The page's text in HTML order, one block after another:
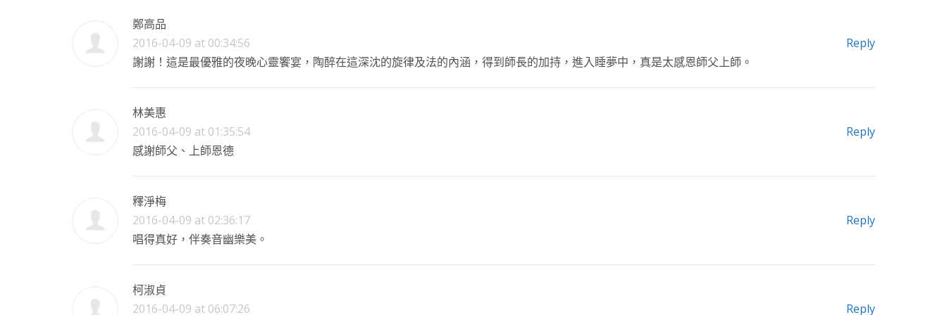
鄭高品
2016-04-09 at 00:34:56
Reply
謝謝！這是最優雅的夜晚心靈饗宴，陶醉在這深沈的旋律及法的內涵，得到師長的加持，進入睡夢中，真是太感恩師父上師。
林美惠
2016-04-09 at 01:35:54
Reply
感謝師父、上師恩德
釋淨梅
2016-04-09 at 02:36:17
Reply
唱得真好，伴奏音幽樂美。
柯淑貞
2016-04-09 at 06:07:26
Reply